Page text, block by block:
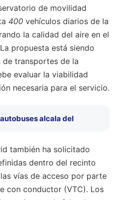
de movilidad
400 vehículos diarios de la
la calidad del aire en el
propuesta está siendo
transportes de la
evaluar la viabilidad
necesaria para el servicio.
alcala del
también ha solicitado
dentro del recinto
vías de acceso por parte
con conductor (VTC). Los